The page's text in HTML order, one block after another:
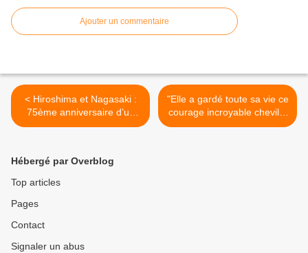
Ajouter un commentaire
< Hiroshima et Nagasaki :
75ème anniversaire d’un
CRIME atomique
"Elle a gardé toute sa vie ce
courage incroyable chevillé
au corps" : les obsèques de
Hébergé par Overblog
Top articles
Pages
Contact
Signaler un abus